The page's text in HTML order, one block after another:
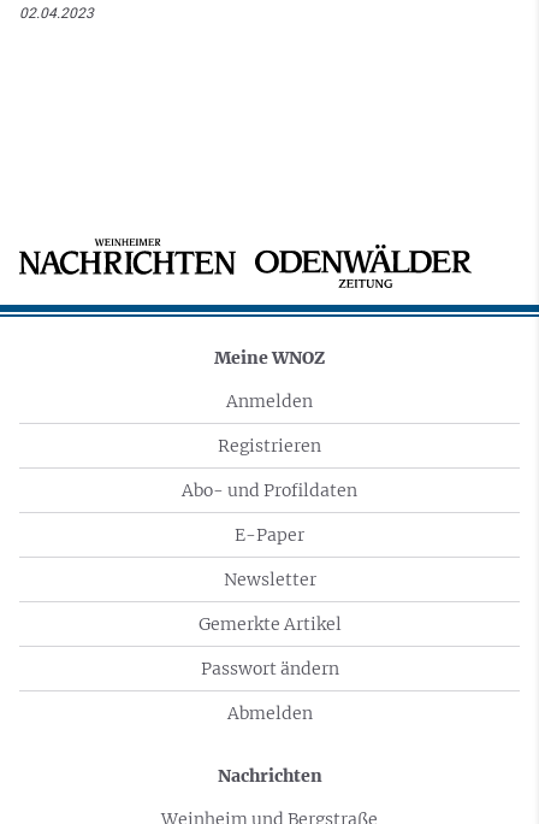
02.04.2023
Meine WNOZ
Anmelden
Registrieren
Abo- und Profildaten
E-Paper
Newsletter
Gemerkte Artikel
Passwort ändern
Abmelden
Nachrichten
Weinheim und Bergstraße